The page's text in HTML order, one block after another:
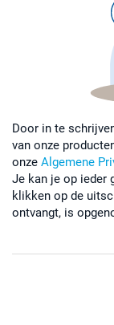
Door in te
van onze
onze Algemene
Je kan je op ieder
klikken op de
ontvangt, is